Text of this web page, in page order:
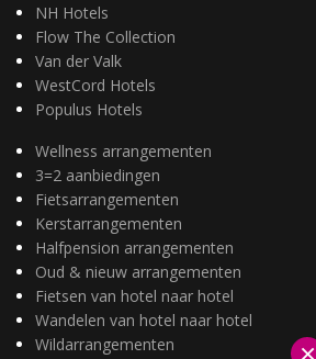
NH Hotels
Flow The Collection
Van der Valk
WestCord Hotels
Populus Hotels
Wellness arrangementen
3=2 aanbiedingen
Fietsarrangementen
Kerstarrangementen
Halfpension arrangementen
Oud & nieuw arrangementen
Fietsen van hotel naar hotel
Wandelen van hotel naar hotel
Wildarrangementen